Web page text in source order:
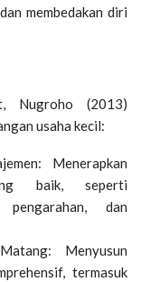
membedakan diri
Nugroho (2013)
usaha kecil:
Menerapkan
baik, seperti
pengarahan, dan
Menyusun
termasuk